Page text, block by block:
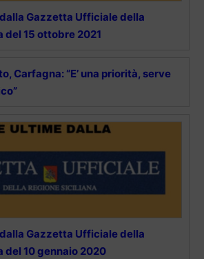
Gazzetta Ufficiale della
del 15 ottobre 2021
Carfagna: “E’ una priorità, serve
Gazzetta Ufficiale della
del 10 gennaio 2020